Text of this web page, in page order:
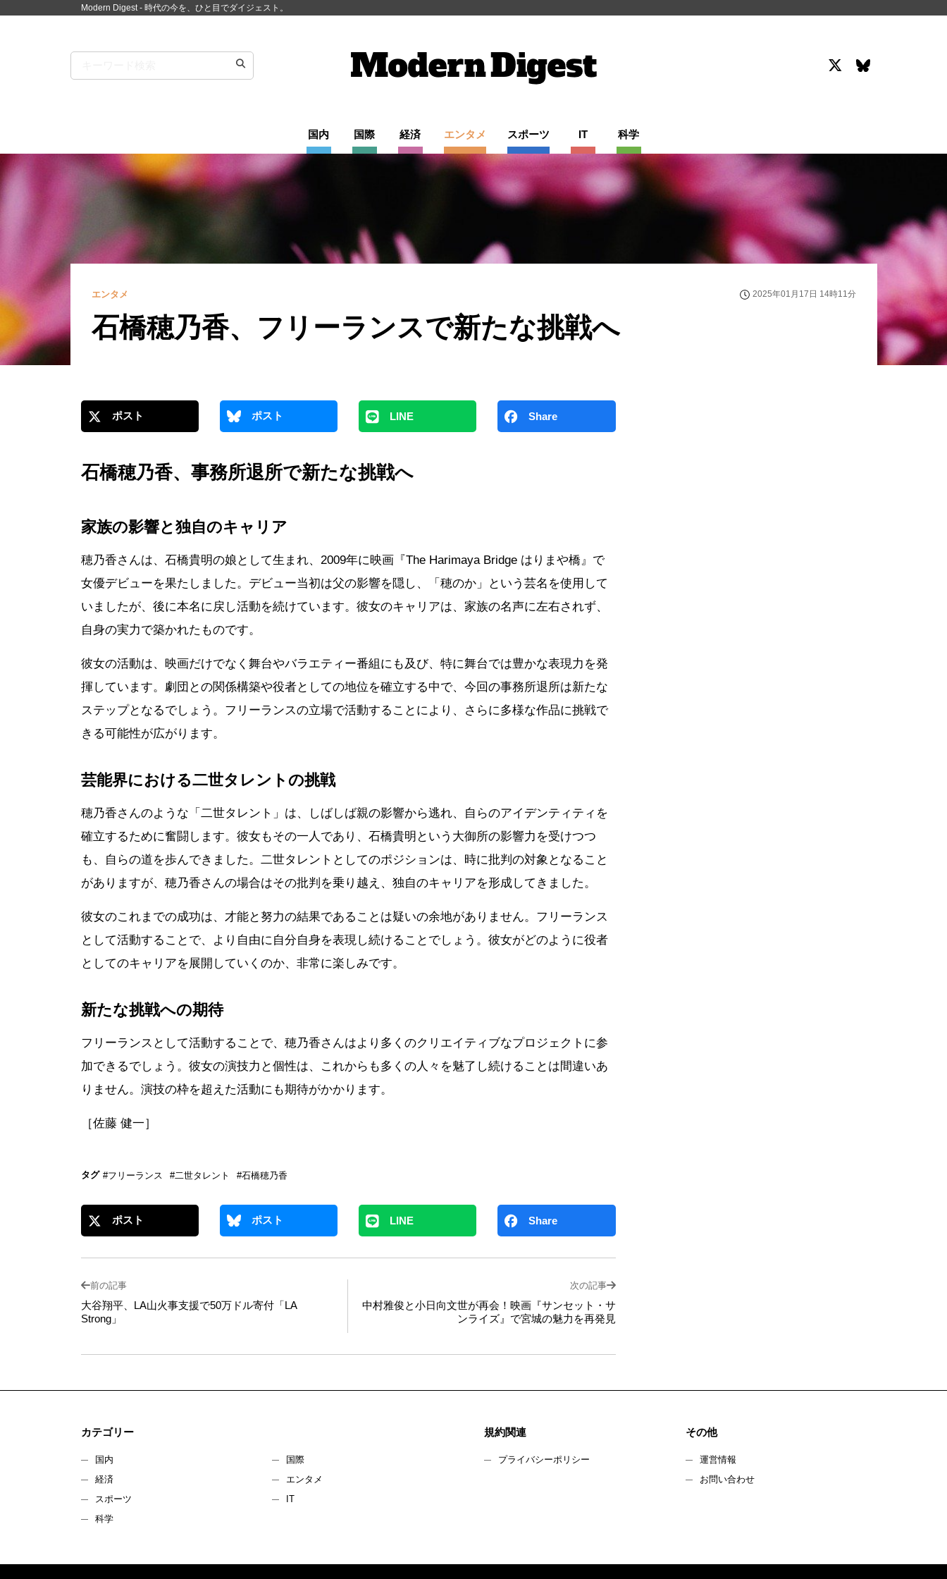
Modern Digest - 時代の今を、ひと目でダイジェスト。
国内 国際 経済 エンタメ スポーツ IT 科学
エンタメ 2025年01月17日 14時11分
石橋穂乃香、フリーランスで新たな挑戦へ
ポスト ポスト LINE Share
石橋穂乃香、事務所退所で新たな挑戦へ
家族の影響と独自のキャリア
穂乃香さんは、石橋貴明の娘として生まれ、2009年に映画『The Harimaya Bridge はりまや橋』で
女優デビューを果たしました。デビュー当初は父の影響を隠し、「穂のか」という芸名を使用して
いましたが、後に本名に戻し活動を続けています。彼女のキャリアは、家族の名声に左右されず、
自身の実力で築かれたものです。
彼女の活動は、映画だけでなく舞台やバラエティー番組にも及び、特に舞台では豊かな表現力を発
揮しています。劇団との関係構築や役者としての地位を確立する中で、今回の事務所退所は新たな
ステップとなるでしょう。フリーランスの立場で活動することにより、さらに多様な作品に挑戦で
きる可能性が広がります。
芸能界における二世タレントの挑戦
穂乃香さんのような「二世タレント」は、しばしば親の影響から逃れ、自らのアイデンティティを
確立するために奮闘します。彼女もその一人であり、石橋貴明という大御所の影響力を受けつつ
も、自らの道を歩んできました。二世タレントとしてのポジションは、時に批判の対象となること
がありますが、穂乃香さんの場合はその批判を乗り越え、独自のキャリアを形成してきました。
彼女のこれまでの成功は、才能と努力の結果であることは疑いの余地がありません。フリーランス
として活動することで、より自由に自分自身を表現し続けることでしょう。彼女がどのように役者
としてのキャリアを展開していくのか、非常に楽しみです。
新たな挑戦への期待
フリーランスとして活動することで、穂乃香さんはより多くのクリエイティブなプロジェクトに参
加できるでしょう。彼女の演技力と個性は、これからも多くの人々を魅了し続けることは間違いあ
りません。演技の枠を超えた活動にも期待がかかります。
［佐藤 健一］
タグ #フリーランス #二世タレント #石橋穂乃香
ポスト ポスト LINE Share
前の記事
大谷翔平、LA山火事支援で50万ドル寄付「LA
Strong」
次の記事
中村雅俊と小日向文世が再会！映画『サンセット・サ
ンライズ』で宮城の魅力を再発見
カテゴリー
国内
国際
経済
エンタメ
スポーツ
IT
科学
規約関連
プライバシーポリシー
その他
運営情報
お問い合わせ